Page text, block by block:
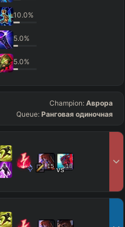
10.0%
5.0%
5.0%
Champion: Аврора
Queue: Ранговая одиночная
15 vs18